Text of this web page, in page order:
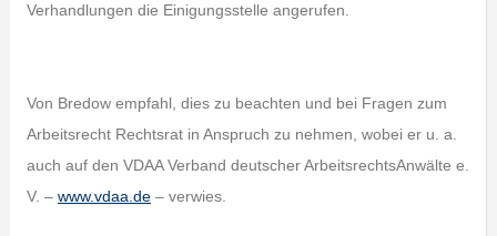
Verhandlungen die Einigungsstelle angerufen.
Von Bredow empfahl, dies zu beachten und bei Fragen zum
Arbeitsrecht Rechtsrat in Anspruch zu nehmen, wobei er u. a.
auch auf den VDAA Verband deutscher ArbeitsrechtsAnwälte e.
V. – www.vdaa.de– verwies.